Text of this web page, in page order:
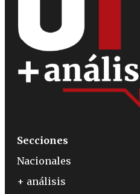
Secciones
Nacionales
+ análisis